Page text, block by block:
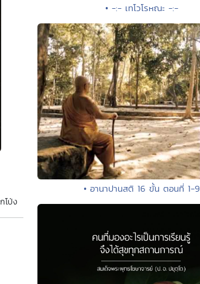
โป่ง
• -:- เทโวโรหณะ -:-
• อานาปานสติ 16 ขั้น ตอนที่ 1-9